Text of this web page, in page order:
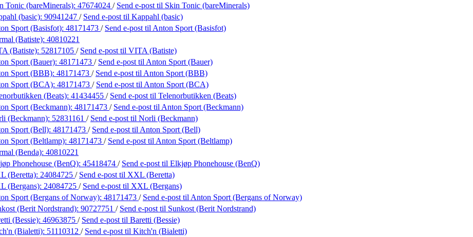
Tonic (bareMinerals): 47674024 / Send e-post til Skin Tonic (bareMinerals)
(basic): 90941247 / Send e-post til Kappahl (basic)
Sport (Basisfot): 48171473 / Send e-post til Anton Sport (Basisfot)
(Batiste): 40810221
(Batiste): 52817105 / Send e-post til VITA (Batiste)
Sport (Bauer): 48171473 / Send e-post til Anton Sport (Bauer)
Sport (BBB): 48171473 / Send e-post til Anton Sport (BBB)
Sport (BCA): 48171473 / Send e-post til Anton Sport (BCA)
(Beats): 41434455 / Send e-post til Telenorbutikken (Beats)
Sport (Beckmann): 48171473 / Send e-post til Anton Sport (Beckmann)
(Beckmann): 52831161 / Send e-post til Norli (Beckmann)
Sport (Bell): 48171473 / Send e-post til Anton Sport (Bell)
Sport (Beltlamp): 48171473 / Send e-post til Anton Sport (Beltlamp)
(Benda): 40810221
Phonehouse (BenQ): 45418474 / Send e-post til Elkjøp Phonehouse (BenQ)
(Beretta): 24084725 / Send e-post til XXL (Beretta)
(Bergans): 24084725 / Send e-post til XXL (Bergans)
Sport (Bergans of Norway): 48171473 / Send e-post til Anton Sport (Bergans of Norway)
(Berit Nordstrand): 90727751 / Send e-post til Sunkost (Berit Nordstrand)
(Bessie): 46963875 / Send e-post til Baretti (Bessie)
(Bialetti): 51110312 / Send e-post til Kitch'n (Bialetti)